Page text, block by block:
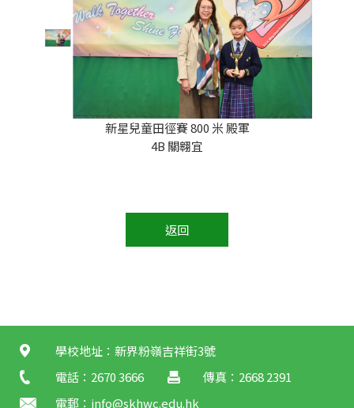
新星兒童田徑賽 800 米 殿軍
4B 關翱宜
返回
學校地址：新界粉嶺吉祥街3號
電話：2670 3666
傳真：2668 2391
電郵： info@skhwc.edu.hk